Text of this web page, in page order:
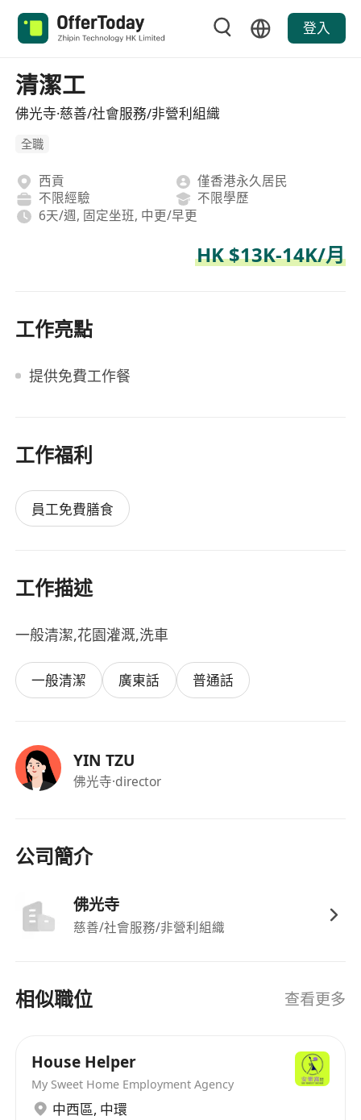
登入
清潔工
佛光寺·慈善/社會服務/非營利組織
全職
西貢
僅香港永久居民
不限經驗
不限學歷
6天/週, 固定坐班, 中更/早更
HK $13K-14K/月
工作亮點
提供免費工作餐
工作福利
員工免費膳食
工作描述
一般清潔,花園灌溉,洗車
一般清潔 廣東話 普通話
YIN TZU
佛光寺·director
公司簡介
佛光寺
慈善/社會服務/非營利組織
相似職位 查看更多
House Helper
My Sweet Home Employment Agency
中西區, 中環